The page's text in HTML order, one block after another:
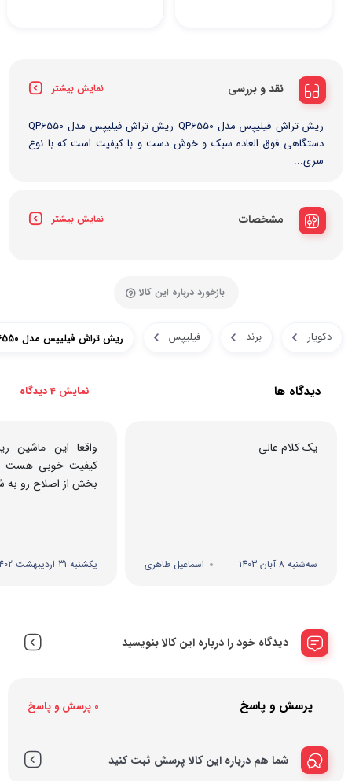
نقد و بررسی نمایش بیشتر
ریش تراش فیلیپس مدل QP6550 ریش تراش فیلیپس مدل QP6550
دستگاهی فوق العاده سبک و خوش دست و با کیفیت است که با نوع
سری...
مشخصات نمایش بیشتر
بازخورد درباره این کالا
دکویار برند فیلیپس ریش تراش فیلیپس مدل QP6550
دیدگاه ها نمایش 4 دیدگاه
یک کلام عالی
سه‌شنبه 8 آبان 1403 اسماعیل طاهری
واقعا این ماشین
کیفیت خوبی هست
بخش از اصلاح رو به
یکشنبه 31 اردیبهشت 1402
دیدگاه خود را درباره این کالا بنویسید
پرسش و پاسخ 0 پرسش و پاسخ
شما هم درباره این کالا پرسش ثبت کنید